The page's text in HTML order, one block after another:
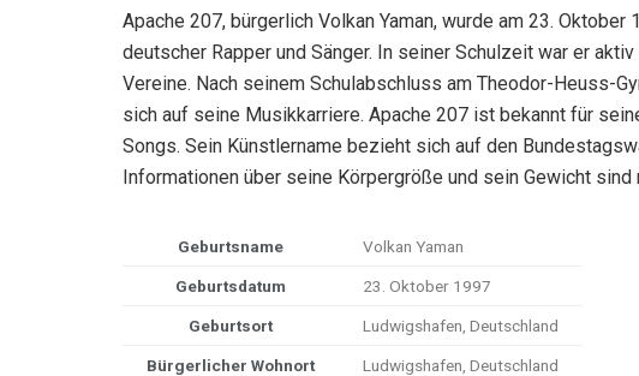
Apache 207, bürgerlich Volkan Yaman, wurde am 23.
deutscher Rapper und Sänger. In seiner Schulzeit war er
Vereine. Nach seinem Schulabschluss am Theodor-Heuss-
sich auf seine Musikkarriere. Apache 207 ist bekannt für
Songs. Sein Künstlername bezieht sich auf den
Informationen über seine Körpergröße und sein Gewicht sind
Geburtsname Volkan Yaman
Geburtsdatum 23. Oktober 1997
Geburtsort Ludwigshafen, Deutschland
Bürgerlicher Wohnort Ludwigshafen, Deutschland